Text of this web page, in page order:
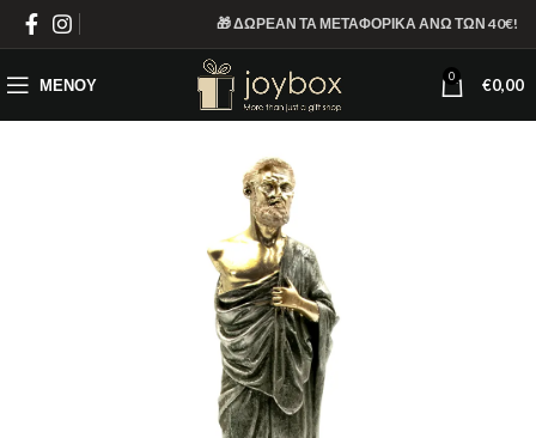
🎁 ΔΩΡΕΑΝ ΤΑ ΜΕΤΑΦΟΡΙΚΑ ΑΝΩ ΤΩΝ 40€!
ΜΕΝΟΎ 0 €0,00